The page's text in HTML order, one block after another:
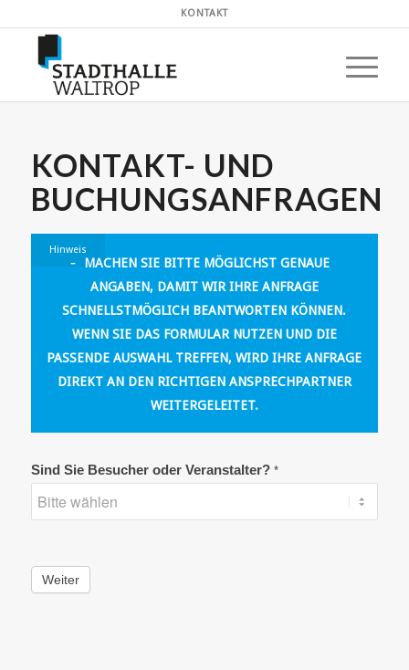
KONTAKT
KONTAKT- UND
BUCHUNGSANFRAGEN
Hinweis
MACHEN SIE BITTE MÖGLICHST GENAUE
ANGABEN, DAMIT WIR IHRE ANFRAGE
SCHNELLSTMÖGLICH BEANTWORTEN KÖNNEN.
WENN SIE DAS FORMULAR NUTZEN UND DIE
PASSENDE AUSWAHL TREFFEN, WIRD IHRE ANFRAGE
DIREKT AN DEN RICHTIGEN ANSPRECHPARTNER
WEITERGELEITET.
Kontakt
Sind Sie Besucher oder Veranstalter? *
Weiter